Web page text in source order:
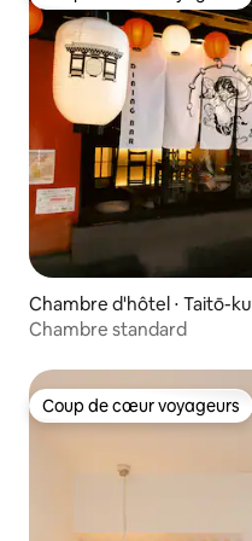
Chambre d'hôtel ⋅ Taitō-ku
Chambre standard
Coup de cœur voyageurs
Coup de cœur voyageurs